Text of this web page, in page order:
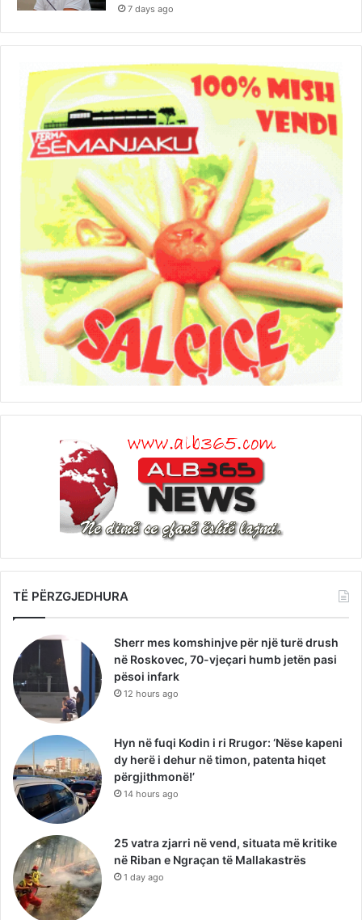
7 days ago
TË PËRZGJEDHURA
Sherr mes komshinjve për një turë drush
në Roskovec, 70-vjeçari humb jetën pasi
pësoi infark
12 hours ago
Hyn në fuqi Kodin i ri Rrugor: ‘Nëse kapeni
dy herë i dehur në timon, patenta hiqet
përgjithmonë!’
14 hours ago
25 vatra zjarri në vend, situata më kritike
në Riban e Ngraçan të Mallakastrës
1 day ago